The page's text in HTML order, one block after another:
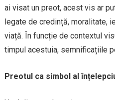
ai visat un preot, acest vis ar
legate de credință, moralitate,
viață. În funcție de contextul
timpul acestuia, semnificațiile
Preotul ca simbol al